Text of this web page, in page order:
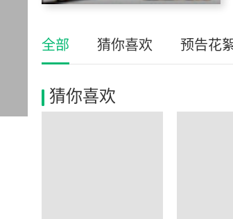
全部 猜你喜欢 预告花
猜你喜欢